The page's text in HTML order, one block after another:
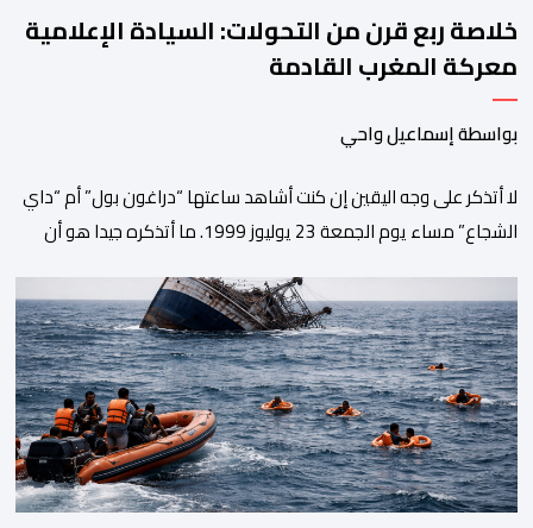
خلاصة ربع قرن من التحولات: السيادة الإعلامية
معركة المغرب القادمة
بواسطة إسماعيل واحي
لا أتذكر على وجه اليقين إن كنت أشاهد ساعتها “دراغون بول” أم “داي
الشجاع” مساء يوم الجمعة 23 يوليوز 1999. ما أتذكره جيدا هو أن
تلاوة القرآن الكريم، ثم جاء الإعلان الرسمي عن وفاة الملك الحسن
الثاني طيب الله ثراه، رافقته هيستيريا من البكاء داخل المنزل […]